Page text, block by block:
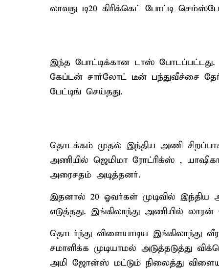
லாவது டி20 கிரிக்கெட் போட்டி
இந்த போட்டிக்கான டாஸ்
கேப்டன் சார்லோட் டீன் பந்துவீச்சை
பேட்டிங் செய்தது.
தொடக்கம் முதல் இந்திய அணி
அணியில் ஜெமிமா ரோட்ரிக்ஸ் , யாஷிகா
அரைசதம் அடித்தனர்.
இதனால் 20 ஓவர்கள் முடிவில் இந்திய
எடுத்தது. இங்கிலாந்து அணியில்
தொடர்ந்து விளையாடிய இங்கிலாந்து
சமாளிக்க முடியாமல் அடுத்தடுத்து
அமி ஜோன்ஸ் மட்டும் நிலைத்து